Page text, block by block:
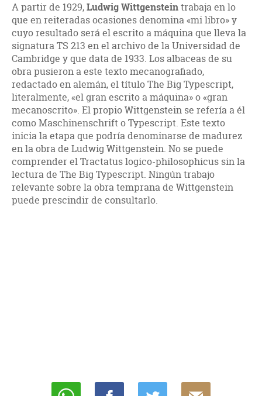
A partir de 1929,Ludwig Wittgensteintrabaja en lo
que en reiteradas ocasiones denomina «mi libro» y
cuyo resultado será el escrito a máquina que lleva la
signatura TS 213 en el archivo de la Universidad de
Cambridge y que data de 1933. Los albaceas de su
obra pusieron a este texto mecanografiado,
redactado en alemán, el título The Big Typescript,
literalmente, «el gran escrito a máquina» o «gran
mecanoscrito». El propio Wittgenstein se refería a él
como Maschinenschrift o Typescript. Este texto
inicia la etapa que podría denominarse de madurez
en la obra de Ludwig Wittgenstein. No se puede
comprender el Tractatus logico-philosophicus sin la
lectura de The Big Typescript. Ningún trabajo
relevante sobre la obra temprana de Wittgenstein
puede prescindir de consultarlo.